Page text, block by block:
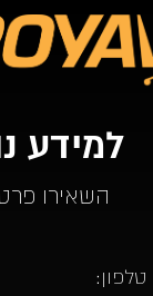
למידע
השאירו